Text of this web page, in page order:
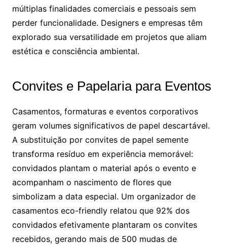
múltiplas finalidades comerciais e pessoais sem
perder funcionalidade. Designers e empresas têm
explorado sua versatilidade em projetos que aliam
estética e consciência ambiental.
Convites e Papelaria para Eventos
Casamentos, formaturas e eventos corporativos
geram volumes significativos de papel descartável.
A substituição por convites de papel semente
transforma resíduo em experiência memorável:
convidados plantam o material após o evento e
acompanham o nascimento de flores que
simbolizam a data especial. Um organizador de
casamentos eco-friendly relatou que 92% dos
convidados efetivamente plantaram os convites
recebidos, gerando mais de 500 mudas de